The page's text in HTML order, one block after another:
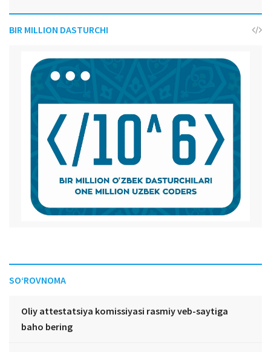
BIR MILLION DASTURCHI
SO‘ROVNOMA
Oliy attestatsiya komissiyasi rasmiy veb-saytiga
baho bering